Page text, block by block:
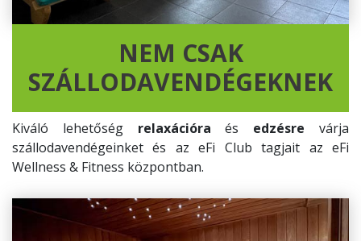
NEM CSAK
SZÁLLODAVENDÉGEKNEK
Kiváló lehetőség relaxációra és edzésre várja
szállodavendégeinket és az eFi Club tagjait az eFi
Wellness & Fitness központban.